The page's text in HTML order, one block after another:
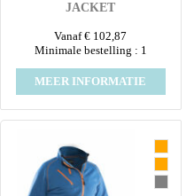
JACKET
Vanaf € 102,87
Minimale bestelling : 1
MEER INFORMATIE